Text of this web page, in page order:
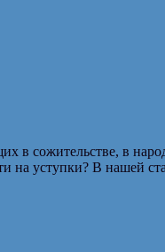
в сожительстве, в
на уступки? В нашей